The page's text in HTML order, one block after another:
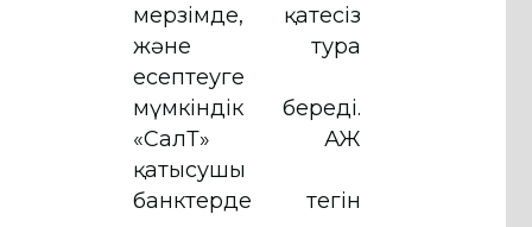
мерзімде, қатесіз
және тура
есептеуге
мүмкіндік береді.
«СалТ» АЖ
қатысушы
банктерде тегін